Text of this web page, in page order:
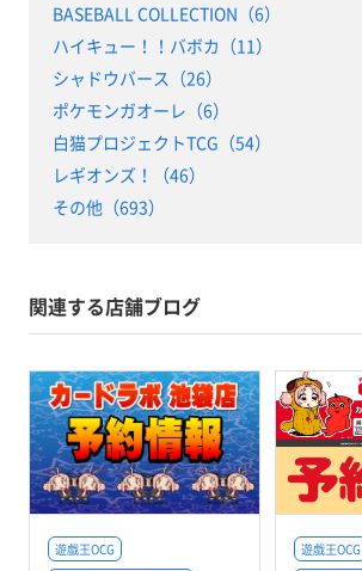
BASEBALL COLLECTION（6）
ハイキュー！！バボカ（11）
シャドウバース（26）
ポケモンガオーレ（6）
白猫プロジェクトTCG（54）
レギオンズ！（46）
その他（693）
関連する店舗ブログ
遊戯王OCG
遊戯王OCG